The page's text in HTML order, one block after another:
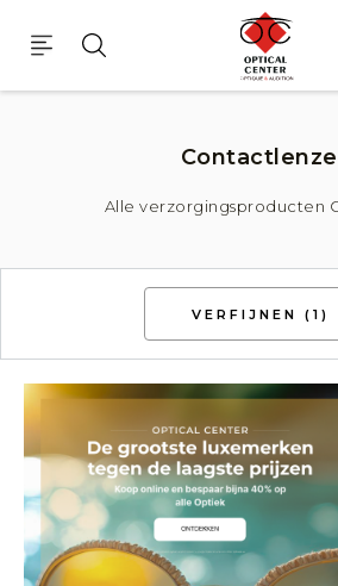
Onderhoudsproducten
Alle verzorgingsproducten
VERFIJNEN (1)